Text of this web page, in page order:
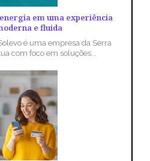
em uma experiência
e fluida
é uma empresa da Serra
com foco em soluções...